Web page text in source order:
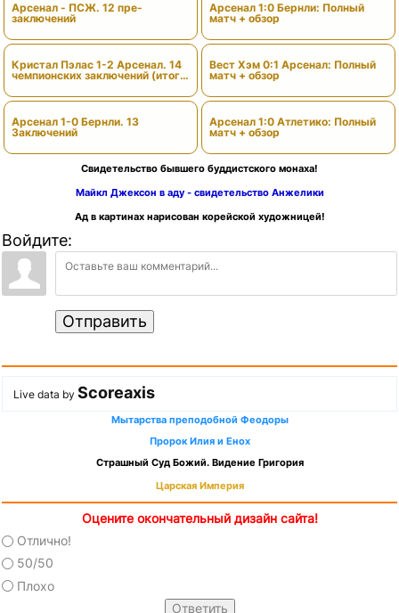
Арсенал - ПСЖ. 12 пре-
заключений
Кристал Пэлас 1-2 Арсенал. 14
чемпионских заключений (итоги
Арсенал 1-0 Бернли. 13
Заключений
Арсенал 1:0 Бернли: Полный
матч + обзор
Вест Хэм 0:1 Арсенал: Полный
матч + обзор
Арсенал 1:0 Атлетико: Полный
матч + обзор
Свидетельство бывшего буддистского монаха!
Майкл Джексон в аду - свидетельство Анжелики
Ад в картинах нарисован корейской художницей!
Войдите:
Отправить
Live data by Scoreaxis
Мытарства преподобной Феодоры
Пророк Илия и Енох
Страшный Суд Божий. Видение Григория
Царская Империя
Оцените окончательный дизайн сайта!
Отлично!
50/50
Плохо